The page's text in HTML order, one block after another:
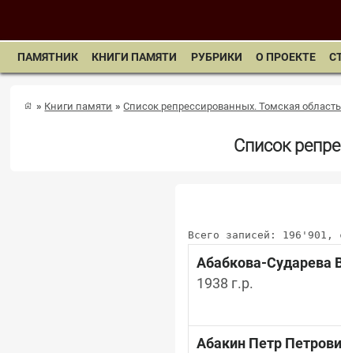
ПАМЯТНИК КНИГИ ПАМЯТИ РУБРИКИ О ПРОЕКТЕ
Книги памяти Список репрессированных. Томская область
Список
Всего записей: 196'901,
Абабкова-Сударева
1938 г.р.
Абакин Петр